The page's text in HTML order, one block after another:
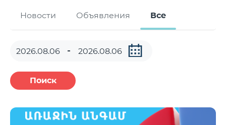
Новости Объявления Все
Поиск